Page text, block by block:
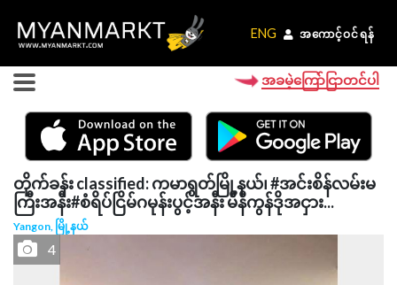
ENG အကောင့်ဝင်ရန်
ENG အကောင့်ဝင်ရန်
အခမဲ့ကြော်ငြာတင်ပါ
တိုက်ခန်း classified: ကမာရွတ်မြို့နယ်၊ #အင်းစိန်လမ်းမ
ကြီးအနီး#စံရိပ်ငြိမ်ဂမုန်းပွင့်အနီး မီနီကွန်ဒိုအငှား...
Yangon, မြို့နယ်
4